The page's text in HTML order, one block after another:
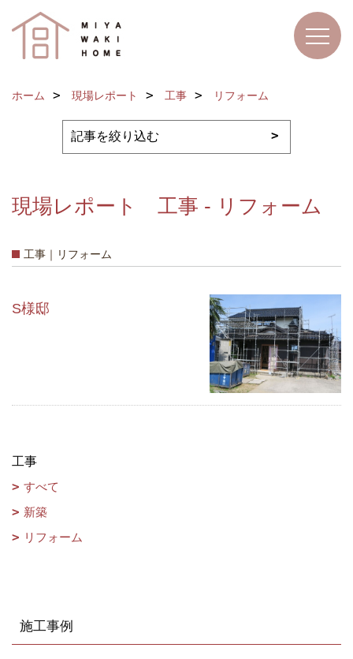
ホーム 現場レポート 工事 リフォーム
現場レポート 工事 - リフォーム
工事｜リフォーム
S様邸
工事
すべて
新築
リフォーム
施工事例